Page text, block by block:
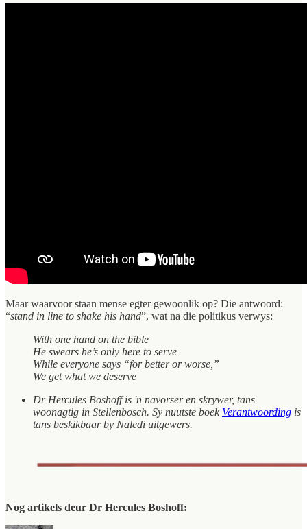
Maar waarvoor staan mense egter gewoonlik op? Die antwoord:
“stand in line to shake his hand”, wat na die politikus verwys:
With one hand on the bible
He swears he’s only here to serve
While everyone says “for better or worse,”
We get what we deserve
Dr Hercules Boshoff is 'n navorser en skrywer, tans
woonagtig in Stellenbosch. Sy nuutste boek Verantwoording is
tans beskikbaar by Naledi uitgewers.
Nog artikels deur Dr Hercules Boshoff: